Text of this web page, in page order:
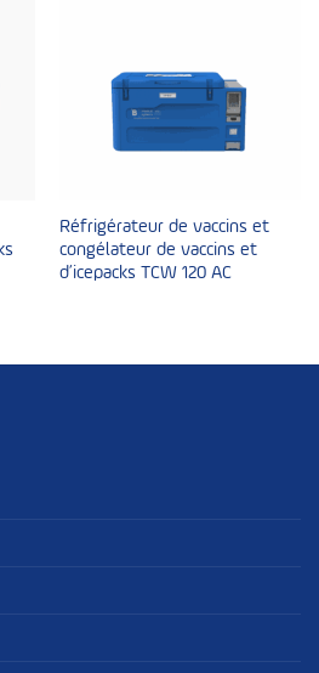
Réfrigérateur de vaccins et
congélateur de vaccins et
d’icepacks TCW 120 AC